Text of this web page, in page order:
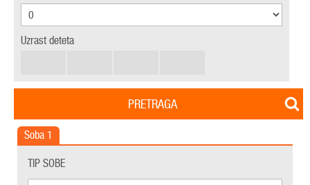
Uzrast deteta
PRETRAGA
Soba 1
TIP SOBE